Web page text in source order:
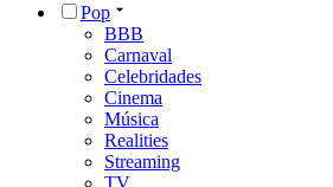
Pop
BBB
Carnaval
Celebridades
Cinema
Música
Realities
Streaming
TV